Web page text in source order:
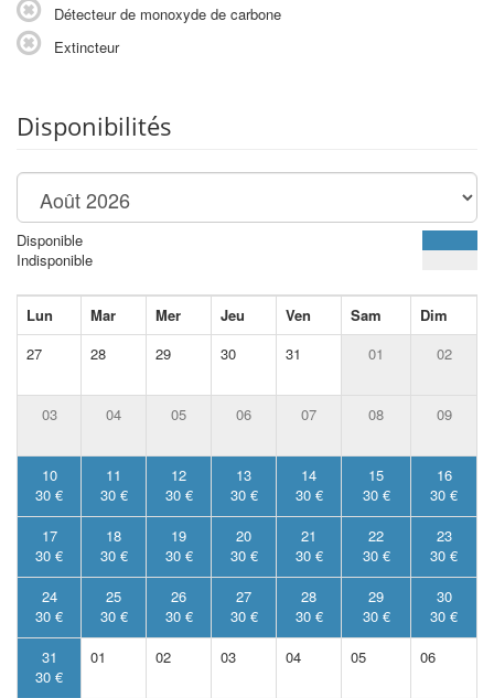
Détecteur de monoxyde de carbone
Extincteur
Disponibilités
Disponible
Indisponible
Lun Mar Mer Jeu Ven Sam
Dim
27
28 29 30 31 01 02
03 04 05 06 07 08 09
10
30 €
11
30 €
12
30 €
13
30 €
14
30 €
15
30 €
16
30 €
17
30 €
18
30 €
19
30 €
20
30 €
21
30 €
22
30 €
23
30 €
24
30 €
25
30 €
26
30 €
27
30 €
28
30 €
29
30 €
30
30 €
31
30 €
01 02 03 04 05 06